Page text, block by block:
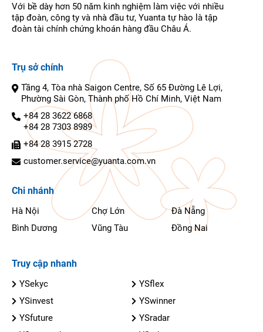
Với bề dày hơn 50 năm kinh nghiệm làm việc với nhiều
tập đoàn, công ty và nhà đầu tư, Yuanta tự hào là tập
đoàn tài chính chứng khoán hàng đầu Châu Á.
Trụ sở chính
Tầng 4, Tòa nhà Saigon Centre, Số 65 Đường Lê Lợi,
Phường Sài Gòn, Thành phố Hồ Chí Minh, Việt Nam
+84 28 3622 6868
+84 28 7303 8989
+84 28 3915 2728
customer.service@yuanta.com.vn
Chi nhánh
Hà Nội Chợ Lớn
Đà Nẵng
Bình Dương
Vũng Tàu Đồng Nai
Truy cập nhanh
YSekyc
YSflex
YSinvest
YSwinner
YSfuture
YSradar